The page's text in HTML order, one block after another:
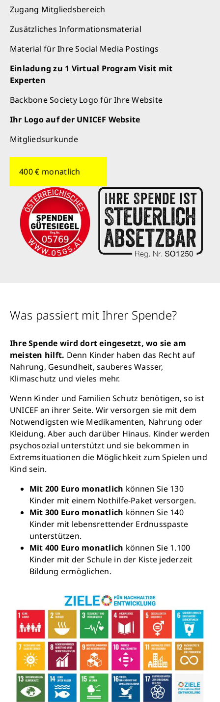
Zugang Mitgliedsbereich
Zusätzliches Informationsmaterial
Material für Ihre Social Media Postings
Einladung zu 1 Virtual Program Visit mit
Experten
Backbone Society Logo für Ihre Website
Ihr Logo auf der UNICEF Website
Mitgliedsurkunde
400 € monatlich
Was passiert mit Ihrer Spende?
Ihre Spende wird dort eingesetzt, wo sie am
meisten hilft. Denn Kinder haben das Recht auf
Nahrung, Gesundheit, sauberes Wasser,
Klimaschutz und vieles mehr.
Wenn Kinder und Familien Schutz benötigen, so ist
UNICEF an ihrer Seite. Wir versorgen sie mit dem
Notwendigsten wie Medikamenten, Nahrung oder
Kleidung. Aber auch darüber Hinaus. Kinder werden
psychosozial unterstützt und sie bekommen in
Extremsituationen die Möglichkeit zum Spielen und
Kind sein.
Mit 200 Euro monatlich können Sie 130
Kinder mit einem Nothilfe-Paket versorgen.
Mit 300 Euro monatlich können Sie 140
Kinder mit lebensrettender Erdnusspaste
unterstützen.
Mit 400 Euro monatlich können Sie 1.100
Kinder mit der Schule in der Kiste jederzeit
Bildung ermöglichen.
Schon 50 Cent am Tag können Großes
sauberes Trinkwasser zur Verfügung stellen.
Krankheit, mehr Kindheit, bessere Zukunft.
Jetzt Leben retten